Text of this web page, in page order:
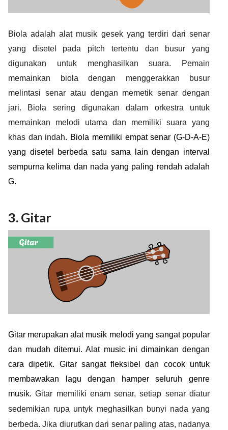
Biola adalah alat musik gesek yang terdiri dari senar
yang disetel pada pitch tertentu dan busur yang
digunakan untuk menghasilkan suara. Pemain
memainkan biola dengan menggerakkan busur
melintasi senar atau dengan memetik senar dengan
jari. Biola sering digunakan dalam orkestra untuk
memainkan melodi utama dan memiliki suara yang
khas dan indah. Biola memiliki empat senar (G-D-A-E)
yang disetel berbeda satu sama lain dengan interval
sempurna kelima dan nada yang paling rendah adalah
G.
3. Gitar
Gitar merupakan alat musik melodi yang sangat popular
dan mudah ditemui. Alat music ini dimainkan dengan
cara dipetik. Gitar sangat fleksibel dan cocok untuk
membawakan lagu dengan hamper seluruh genre
musik.Gitar memiliki enam senar, setiap senar diatur
sedemikian rupa untyk meghasilkan bunyi nada yang
berbeda. Jika diurutkan dari senar paling atas, nadanya